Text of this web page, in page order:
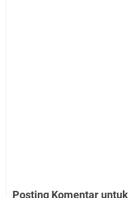
Posting Komentar